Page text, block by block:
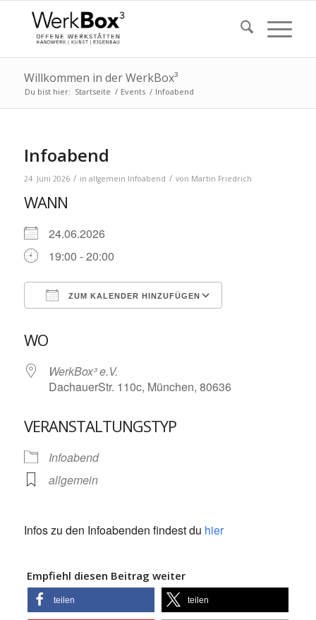
Willkommen in der WerkBox³
Du bist hier: Startseite / Events / Infoabend
Infoabend
24. Juni 2026 / in allgemein Infoabend / von Martin Friedrich
WANN
24.06.2026
19:00 - 20:00
ZUM KALENDER HINZUFÜGEN
WO
WerkBox³ e.V.
DachauerStr. 110c, München, 80636
VERANSTALTUNGSTYP
Infoabend
allgemein
Infos zu den Infoabenden findest du hier
Empfiehl diesen Beitrag weiter
teilen teilen